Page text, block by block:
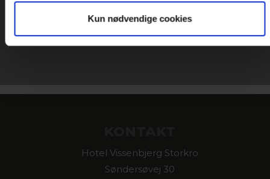
Kun nødvendige cookies
Tilmeld nyhedsbrev
Hotel Vissenbjerg Storkro
Søndersøvej 30